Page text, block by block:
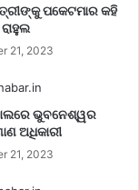
ପକେଟମାର କହି
21, 2023
ଭୁବନେଶ୍ୱର
ଅଧିକାରୀ
21, 2023